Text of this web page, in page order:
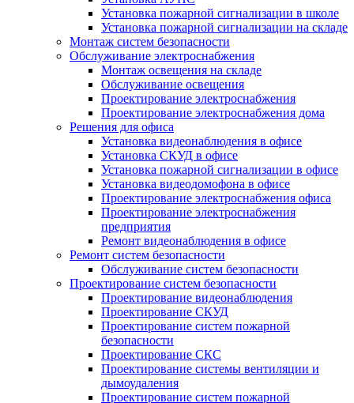
Установка пожарной сигнализации в школе
Установка пожарной сигнализации на складе
Монтаж систем безопасности
Обслуживание электроснабжения
Монтаж освещения на складе
Обслуживание освещения
Проектирование электроснабжения
Проектирование электроснабжения дома
Решения для офиса
Установка видеонаблюдения в офисе
Установка СКУД в офисе
Установка пожарной сигнализации в офисе
Установка видеодомофона в офисе
Проектирование электроснабжения офиса
Проектирование электроснабжения
предприятия
Ремонт видеонаблюдения в офисе
Ремонт систем безопасности
Обслуживание систем безопасности
Проектирование систем безопасности
Проектирование видеонаблюдения
Проектирование СКУД
Проектирование систем пожарной
безопасности
Проектирование СКС
Проектирование системы вентиляции и
дымоудаления
Проектирование систем пожарной